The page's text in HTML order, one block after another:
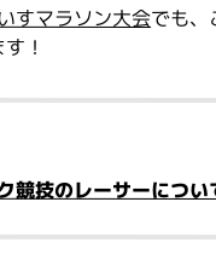
すマラソン大会でも、
！
競技のレーサーについ